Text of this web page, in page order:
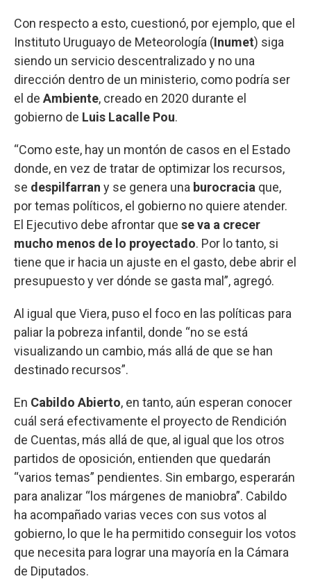
Con respecto a esto, cuestionó, por ejemplo, que el
Instituto Uruguayo de Meteorología (Inumet) siga
siendo un servicio descentralizado y no una
dirección dentro de un ministerio, como podría ser
el de Ambiente, creado en 2020 durante el
gobierno de Luis Lacalle Pou.
“Como este, hay un montón de casos en el Estado
donde, en vez de tratar de optimizar los recursos,
se despilfarran y se genera una burocracia que,
por temas políticos, el gobierno no quiere atender.
El Ejecutivo debe afrontar que se va a crecer
mucho menos de lo proyectado. Por lo tanto, si
tiene que ir hacia un ajuste en el gasto, debe abrir el
presupuesto y ver dónde se gasta mal”, agregó.
Al igual que Viera, puso el foco en las políticas para
paliar la pobreza infantil, donde “no se está
visualizando un cambio, más allá de que se han
destinado recursos”.
En Cabildo Abierto, en tanto, aún esperan conocer
cuál será efectivamente el proyecto de Rendición
de Cuentas, más allá de que, al igual que los otros
partidos de oposición, entienden que quedarán
“varios temas” pendientes. Sin embargo, esperarán
para analizar “los márgenes de maniobra”. Cabildo
ha acompañado varias veces con sus votos al
gobierno, lo que le ha permitido conseguir los votos
que necesita para lograr una mayoría en la Cámara
de Diputados.